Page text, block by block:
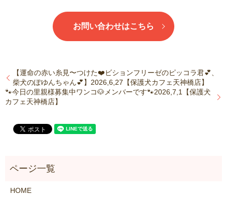
お問い合わせはこちら
【運命の赤い糸見〜つけた❤️ビションフリーゼのピッコラ君💕、
柴犬のぽゆんちゃん💕】2026,6,27【保護犬カフェ天神橋店】
🐾今日の里親様募集中ワンコ🐶メンバーです🐾2026,7,1【保護犬
カフェ天神橋店】
HOME